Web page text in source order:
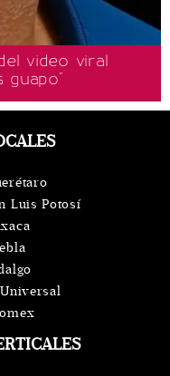
video viral
guapo"
Luis Potosí